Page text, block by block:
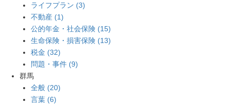
ライフプラン (3)
不動産 (1)
公的年金・社会保険 (15)
生命保険・損害保険 (13)
税金 (32)
問題・事件 (9)
群馬
全般 (20)
言葉 (6)